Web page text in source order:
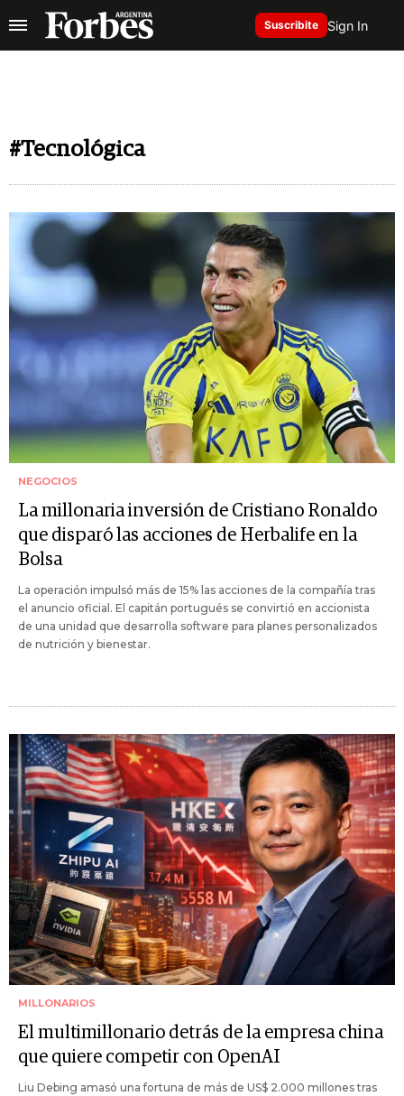
Suscribite Sign In
#Tecnológica
NEGOCIOS
La millonaria inversión de Cristiano Ronaldo
que disparó las acciones de Herbalife en la
Bolsa
La operación impulsó más de 15% las acciones de la compañía tras
el anuncio oficial. El capitán portugués se convirtió en accionista
de una unidad que desarrolla software para planes personalizados
de nutrición y bienestar.
MILLONARIOS
El multimillonario detrás de la empresa china
que quiere competir con OpenAI
Liu Debing amasó una fortuna de más de US$ 2.000 millones tras